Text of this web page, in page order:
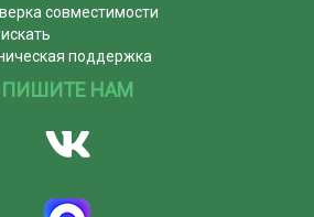
совместимости
поддержка
ПИШИТЕ НАМ